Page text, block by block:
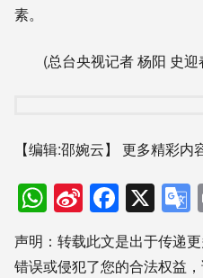
素。
(总台央视记者 杨阳 史迎
【编辑:邵婉云】 更多精彩内
WhatsApp
Sina
Weibo
X
声明：转载此文是出于传递
错误或侵犯了您的合法权益